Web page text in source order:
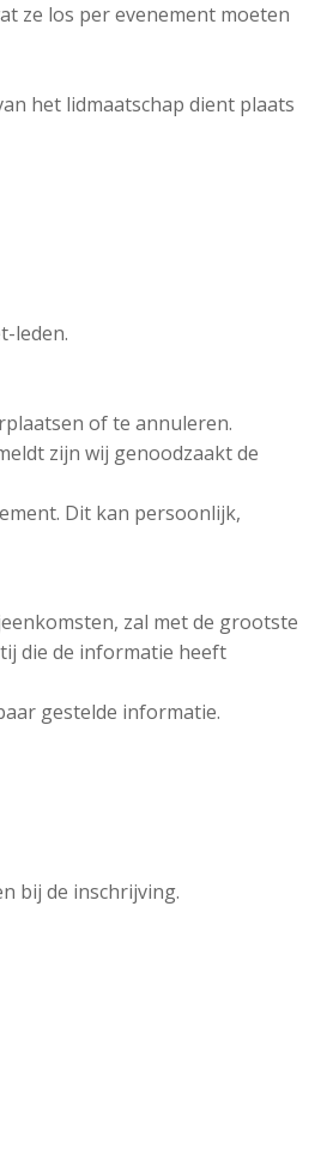
ze los per evenement moeten
het lidmaatschap dient plaats
leden.
of te annuleren.
zijn wij genoodzaakt de
Dit kan persoonlijk,
zal met de grootste
die de informatie heeft
gestelde informatie.
bij de inschrijving.